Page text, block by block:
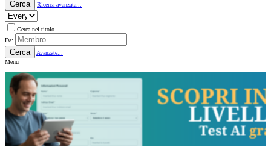
Cerca Ricerca avanzata...
Cerca nel titolo
Da:
Cerca
Avanzate...
Menu